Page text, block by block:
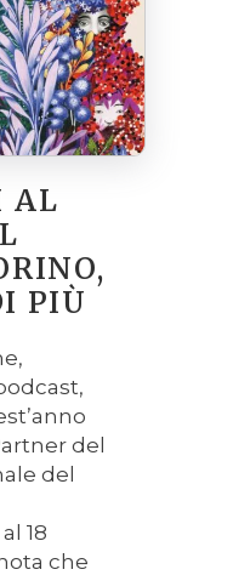
AL
PIÙ
del
del
18
che